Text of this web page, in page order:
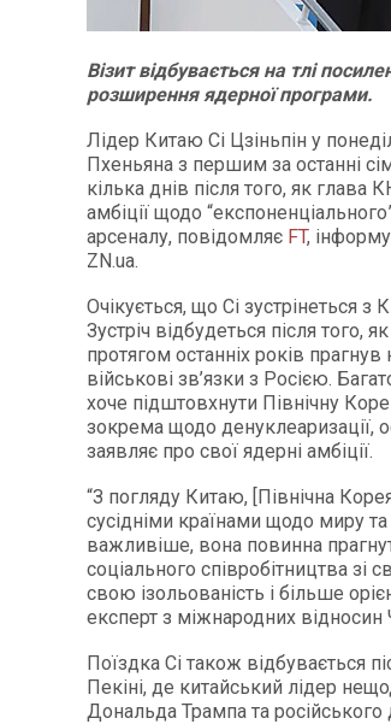
Візит відбувається на тлі
розширення ядерної програми.
Лідер Китаю Сі Цзіньпін у
Пхеньяна з першим за останні
кілька днів після того, як
амбіції щодо
арсеналу, повідомляє FT,
ZN.ua.
Очікується, що Сі зустрінеться з
Зустріч відбудеться після того,
протягом останніх років прагнув
військові зв’язки з Росією.
хоче підштовхнути Північну
зокрема щодо денуклеаризації,
заявляє про свої ядерні амбіції.
“З погляду Китаю, [Північна
сусідніми країнами щодо миру
важливіше, вона повинна
соціального співробітництва
свою ізольованість і більше
експерт з міжнародних
Поїздка Сі також відбувається
Пекіні, де китайський лідер
Дональда Трампа та